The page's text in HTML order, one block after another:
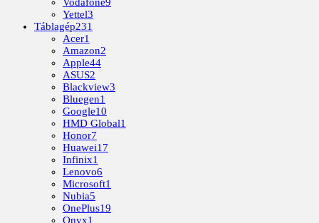
Yettel3
Táblagép231
Acer1
Amazon2
Apple44
ASUS2
Blackview3
Bluegen1
Google10
HMD Global1
Honor7
Huawei17
Infinix1
Lenovo6
Microsoft1
Nubia5
OnePlus19
Onyx1